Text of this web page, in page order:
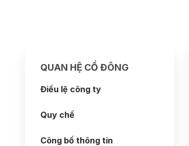
QUAN HỆ CỔ ĐÔNG
Điều lệ công ty
Quy chế
Công bố thông tin